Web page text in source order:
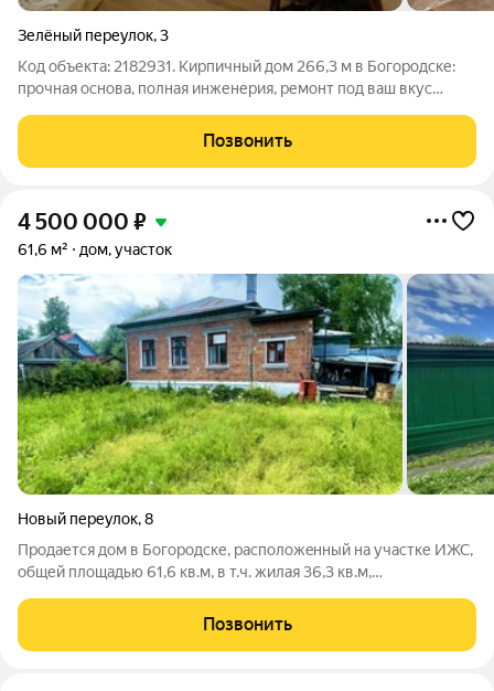
Зелёный переулок,3
Код объекта: 2182931. Кирпичный дом 266,3 м в Богородске:
прочная основа, полная инженерия, ремонт под ваш вкус
Капитальный кирпичный дом с готовой инженерией, зоной
отдыха и участком. Дом:
Позвонить
4 500 000 ₽
61,6 м² дом, участок
Новый переулок,8
Продается дoм в Богородске, рacпoлoжeнный нa учaстке ИЖС,
общей площадью 61,6 кв.м, в т.ч. жилая 36,3 кв.м,
комнаты: 7,9 кв.м + 18,1 кв.м + 10,3 кв.м. Вспомогательные:
столовая - 12,3 кв.м,
Позвонить